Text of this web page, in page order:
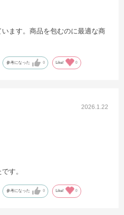
ます。商品を包むのに最適な商
参考になった 0 Like! 0
2026.1.22
す。
参考になった 0 Like! 0